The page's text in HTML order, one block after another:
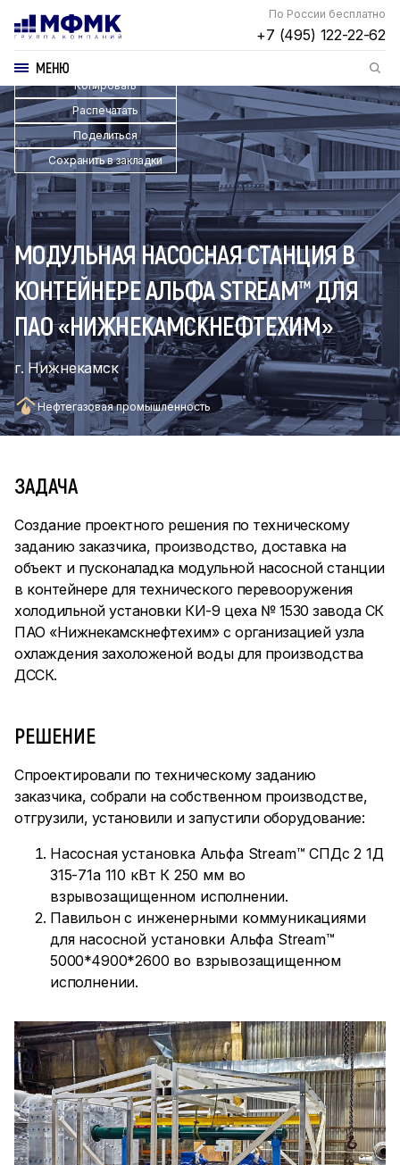
По России бесплатно
+7 (495) 122-22-62
МЕНЮ
Копировать
Распечатать
Поделиться
Сохранить в закладки
МОДУЛЬНАЯ НАСОСНАЯ СТАНЦИЯ В
КОНТЕЙНЕРЕ АЛЬФА STREAM™ ДЛЯ
ПАО «НИЖНЕКАМСКНЕФТЕХИМ»
г. Нижнекамск
Нефтегазовая промышленность
ЗАДАЧА
Создание проектного решения по техническому
заданию заказчика, производство, доставка на
объект и пусконаладка модульной насосной станции
в контейнере для технического перевооружения
холодильной установки КИ-9 цеха № 1530 завода СК
ПАО «Нижнекамскнефтехим» с организацией узла
охлаждения захоложеной воды для производства
ДССК.
РЕШЕНИЕ
Спроектировали по техническому заданию
заказчика, собрали на собственном производстве,
отгрузили, установили и запустили оборудование:
Насосная установка Альфа Stream™ СПДс 2 1Д
315-71а 110 кВт К 250 мм во
взрывозащищенном исполнении.
Павильон с инженерными коммуникациями
для насосной установки Альфа Stream™
5000*4900*2600 во взрывозащищенном
исполнении.